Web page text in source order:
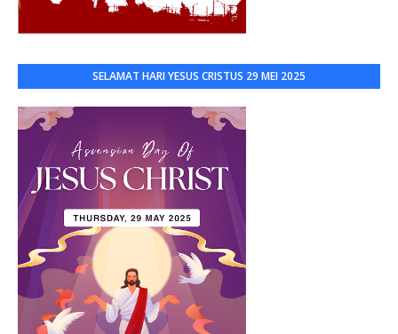
SELAMAT HARI YESUS CRISTUS 29 MEI 2025